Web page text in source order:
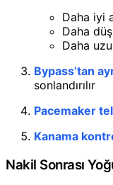
Daha iyi
Daha
Daha
Bypass’tan
sonlandırılır
Pacemaker
Kanama
Nakil Sonrası